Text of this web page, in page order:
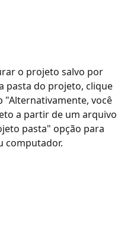
o projeto salvo por
pasta do projeto, clique
"Alternativamente, você
a partir de um arquivo
pasta" opção para
computador.